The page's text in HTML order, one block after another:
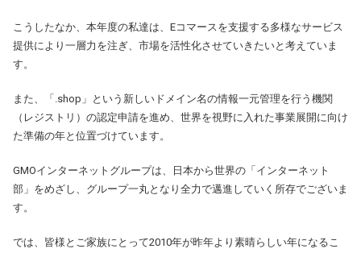
こうしたなか、本年度の私達は、Eコマースを支援する多様なサービス
提供により一層力を注ぎ、市場を活性化させていきたいと考えていま
す。
また、「.shop」という新しいドメイン名の情報一元管理を行う機関
（レジストリ）の認定申請を進め、世界を視野に入れた事業展開に向け
た準備の年と位置づけています。
GMOインターネットグループは、日本から世界の「インターネット
部」をめざし、グループ一丸となり全力で邁進していく所存でございま
す。
では、皆様とご家族にとって2010年が昨年より素晴らしい年になるこ